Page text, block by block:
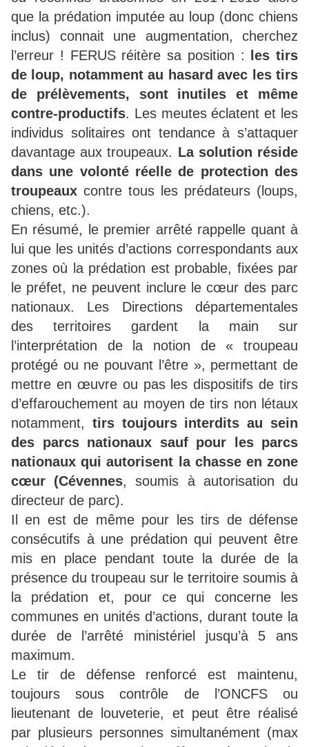
que la prédation imputée au loup (donc chiens
inclus) connait une augmentation, cherchez
l’erreur ! FERUS réitère sa position :
les tirs
de loup, notamment au hasard avec les tirs
de prélèvements, sont inutiles et même
contre-productifs. Les meutes éclatent et les
individus solitaires ont tendance à s’attaquer
davantage aux troupeaux. La solution réside
dans une volonté réelle de protection des
troupeaux contre tous les prédateurs (loups,
chiens, etc.).
En résumé, le premier arrêté rappelle quant à
lui que les unités d’actions correspondants aux
zones où la prédation est probable, fixées par
le préfet, ne peuvent inclure le cœur des parc
nationaux. Les Directions départementales
des territoires gardent la main sur
l’interprétation de la notion de « troupeau
protégé ou ne pouvant l’être », permettant de
mettre en œuvre ou pas les dispositifs de tirs
d’effarouchement au moyen de tirs non létaux
notamment, tirs toujours interdits au sein
des parcs nationaux sauf pour les parcs
nationaux qui autorisent la chasse en zone
cœur (Cévennes, soumis à autorisation du
directeur de parc).
Il en est de même pour les tirs de défense
consécutifs à une prédation qui peuvent être
mis en place pendant toute la durée de la
présence du troupeau sur le territoire soumis à
la prédation et, pour ce qui concerne les
communes en unités d’actions, durant toute la
durée de l’arrêté ministériel jusqu’à 5 ans
maximum.
Le tir de défense renforcé est maintenu,
toujours sous contrôle de l’ONCFS ou
lieutenant de louveterie, et peut être réalisé
par plusieurs personnes simultanément (max